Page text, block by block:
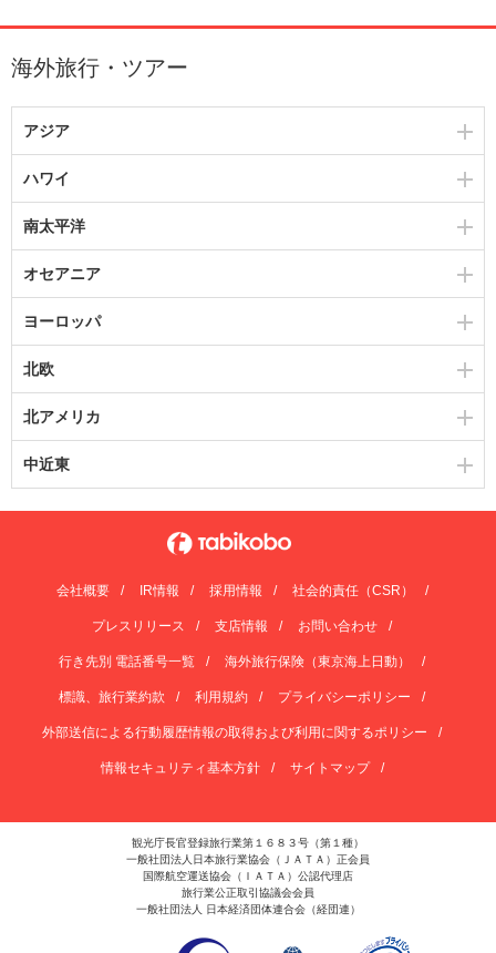
海外旅行・ツアー
アジア
ハワイ
南太平洋
オセアニア
ヨーロッパ
北欧
北アメリカ
中近東
会社概要 IR情報 採用情報 社会的責任（CSR）
プレスリリース 支店情報 お問い合わせ
行き先別 電話番号一覧 海外旅行保険（東京海上日動）
標識、旅行業約款 利用規約 プライバシーポリシー
外部送信による行動履歴情報の取得および利用に関するポリシー
情報セキュリティ基本方針 サイトマップ
観光庁長官登録旅行業第１６８３号（第１種）
一般社団法人日本旅行業協会（ＪＡＴＡ）正会員
国際航空運送協会（ＩＡＴＡ）公認代理店
旅行業公正取引協議会会員
一般社団法人 日本経済団体連合会（経団連）